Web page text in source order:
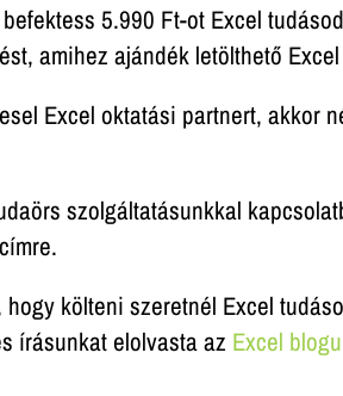
5.990 Ft-ot Excel
amihez ajándék letölthető
Excel oktatási partnert, akkor
szolgáltatásunkkal
címre.
költeni szeretnél Excel
írásunkat elolvasta az Excel
AJÁNDÉKBA